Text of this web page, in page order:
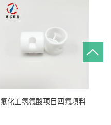
氟化工氢氟酸项目四氟填料